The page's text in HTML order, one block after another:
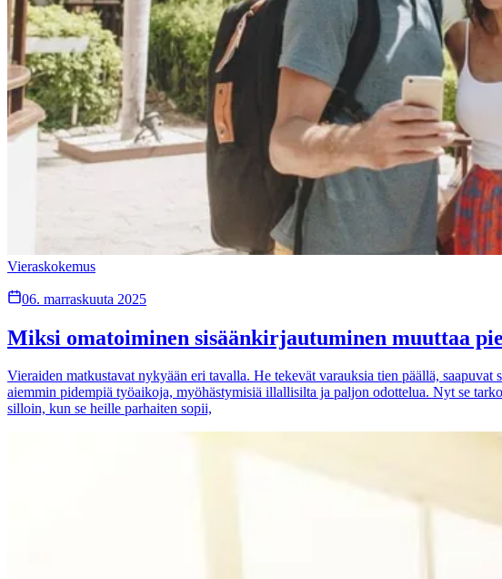
Vieraskokemus
06. marraskuuta 2025
Miksi omatoiminen sisäänkirjautuminen muuttaa
Vieraiden matkustavat nykyään eri tavalla. He tekevät varauksia tien päällä,
aiemmin pidempiä työaikoja, myöhästymisiä illallisilta ja paljon odottelua. Nyt se
silloin, kun se heille parhaiten sopii,